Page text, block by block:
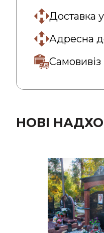
Доставка
Адресна
Самовивіз
НОВІ